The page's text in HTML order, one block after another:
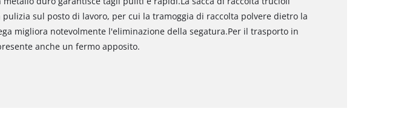
pulizia sul posto di lavoro, per cui la tramoggia di raccolta polvere dietro la
migliora notevolmente l'eliminazione della segatura.Per il trasporto in
anche un fermo apposito.